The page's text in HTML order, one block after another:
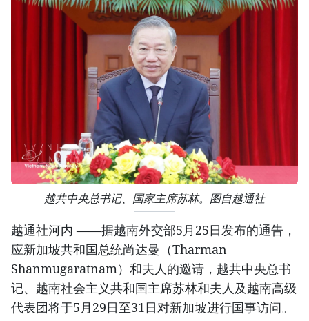
越共中央总书记、国家主席苏林。图自越通社
越通社河内 ——据越南外交部5月25日发布的通告，
应新加坡共和国总统尚达曼（Tharman
Shanmugaratnam）和夫人的邀请，越共中央总书
记、越南社会主义共和国主席苏林和夫人及越南高级
代表团将于5月29日至31日对新加坡进行国事访问。